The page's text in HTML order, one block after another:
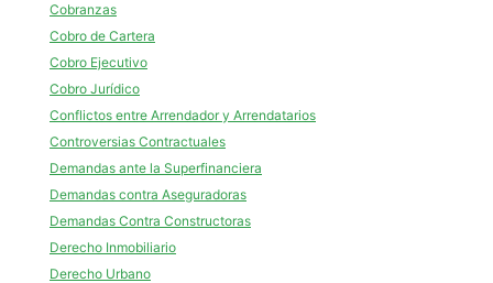
Cobranzas
Cobro de Cartera
Cobro Ejecutivo
Cobro Jurídico
Conflictos entre Arrendador y Arrendatarios
Controversias Contractuales
Demandas ante la Superfinanciera
Demandas contra Aseguradoras
Demandas Contra Constructoras
Derecho Inmobiliario
Derecho Urbano